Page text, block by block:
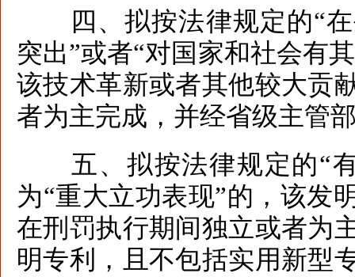
四、拟按法律规定的“在
突出”或者“对国家和社会有
该技术革新或者其他较大贡
者为主完成，并经省级主管
五、拟按法律规定的“有
为“重大立功表现”的，该发
在刑罚执行期间独立或者为
明专利，且不包括实用新型